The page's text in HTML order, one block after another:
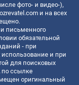
фото- и видео-),
и на всех
письменного
обязательной
- при
и при
для поисковых
по ссылке
оригинальный